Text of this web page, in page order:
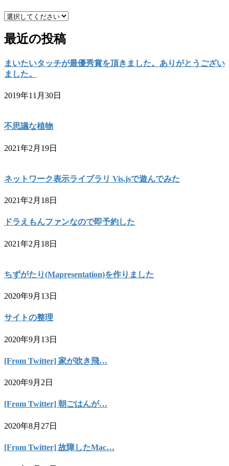
最近の投稿
まいたいタッチが最優秀賞を頂きました。ありがとうござい
ました。
2019年11月30日
不思議な植物
2021年2月19日
ネットワーク表示ライブラリ Vis.jsで遊んでみた
2021年2月18日
ドラえもんファンなので即予約した
2021年2月18日
ちずがたり(Mapresentation)を作りました
2020年9月13日
サイトの整理
2020年9月13日
[From Twitter] 家が吹き飛…
2020年9月2日
[From Twitter] 朝ごはんが…
2020年8月27日
[From Twitter] 故障したMac…